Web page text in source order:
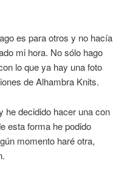
es para otros y no hacía
mi hora. No sólo hago
lo que ya hay una foto
de Alhambra Knits.
he decidido hacer una con
esta forma he podido
momento haré otra,